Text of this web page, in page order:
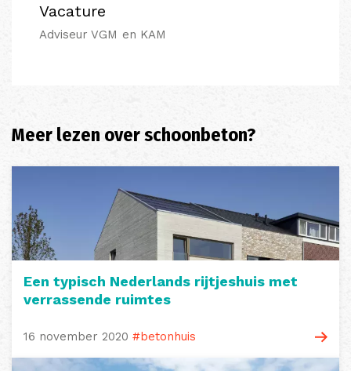
Vacature
Adviseur VGM en KAM
Meer lezen over schoonbeton?
Een typisch Nederlands rijtjeshuis met
verrassende ruimtes
16 november 2020 #betonhuis